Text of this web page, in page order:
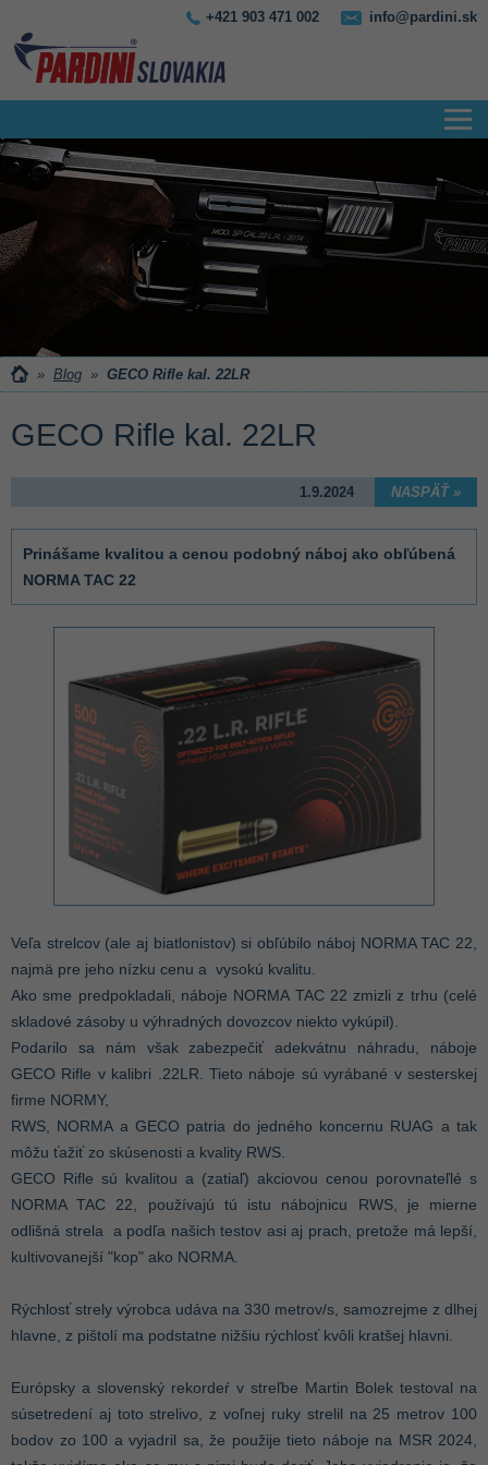
+421 903 471 002 info@pardini.sk
» Blog » GECO Rifle kal. 22LR
GECO Rifle kal. 22LR
1.9.2024 NASPÄŤ »
Prinášame kvalitou a cenou podobný náboj ako obľúbená
NORMA TAC 22
Veľa strelcov (ale aj biatlonistov) si obľúbilo náboj NORMA TAC 22,
najmä pre jeho nízku cenu a vysokú kvalitu.
Ako sme predpokladali, náboje NORMA TAC 22 zmizli z trhu (celé
skladové zásoby u výhradných dovozcov niekto vykúpil).
Podarilo sa nám však zabezpečiť adekvátnu náhradu, náboje
GECO Rifle v kalibri .22LR. Tieto náboje sú vyrábané v sesterskej
firme NORMY,
RWS, NORMA a GECO patria do jedného koncernu RUAG a tak
môžu ťažiť zo skúsenosti a kvality RWS.
GECO Rifle sú kvalitou a (zatiaľ) akciovou cenou porovnateľlé s
NORMA TAC 22, používajú tú istu nábojnicu RWS, je mierne
odlišná strela a podľa našich testov asi aj prach, pretože má lepší,
kultivovanejší "kop" ako NORMA.
Rýchlosť strely výrobca udáva na 330 metrov/s, samozrejme z dlhej
hlavne, z pištolí ma podstatne nižšiu rýchlosť kvôli kratšej hlavni.
Európsky a slovenský rekordeŕ v streľbe Martin Bolek testoval na
súsetredení aj toto strelivo, z voľnej ruky strelil na 25 metrov 100
bodov zo 100 a vyjadril sa, že použije tieto náboje na MSR 2024,